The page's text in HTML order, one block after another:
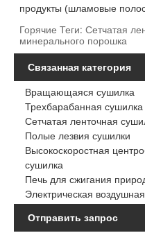
продукты (шламовые
Горячие Теги: Сетчатая
минерального порошка
Связанная категория
Вращающаяся сушилка
Трехбарабанная сушилка
Сетчатая ленточная
Полые лезвия сушилки
Высокоскоростная
сушилка
Печь для сжигания
Электрическая
Отправить запрос